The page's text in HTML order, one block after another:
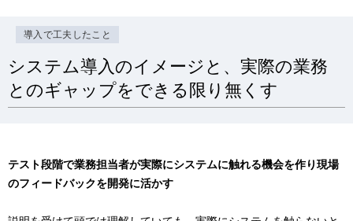
導入で工夫したこと
システム導入のイメージと、実際の業務
とのギャップをできる限り無くす
テスト段階で業務担当者が実際にシステムに触れる機会を作り現場
のフィードバックを開発に活かす